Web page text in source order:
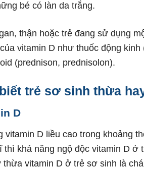
bé có làn da trắng.
thận hoặc trẻ đang sử dụng
vitamin D như thuốc động
(prednison, prednisolon).
trẻ sơ sinh thừa
D
vitamin D liều cao trong khoảng
thì khả năng ngộ độc vitamin D ở
vitamin D ở trẻ sơ sinh là